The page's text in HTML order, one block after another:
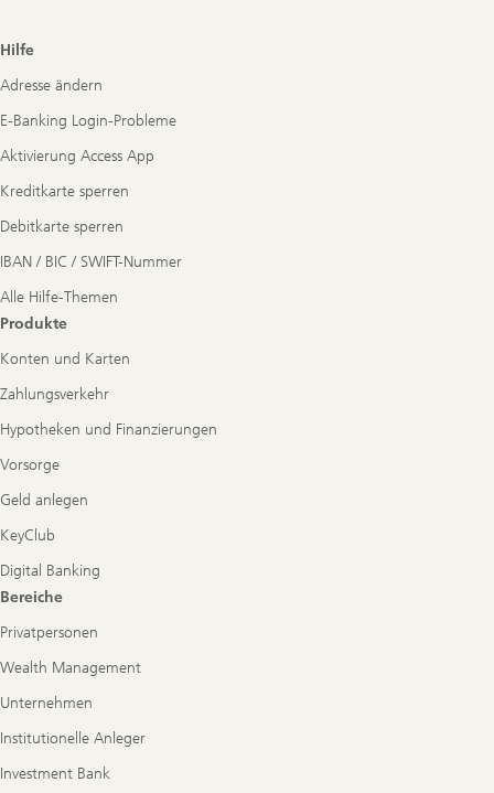
Footer
Hilfe
Adresse ändern
E-Banking Login-Probleme
Aktivierung Access App
Kreditkarte sperren
Debitkarte sperren
IBAN / BIC / SWIFT-Nummer
Alle Hilfe-Themen
Produkte
Konten und Karten
Zahlungsverkehr
Hypotheken und Finanzierungen
Vorsorge
Geld anlegen
KeyClub
Digital Banking
Bereiche
Privatpersonen
Wealth Management
Unternehmen
Institutionelle Anleger
Investment Bank